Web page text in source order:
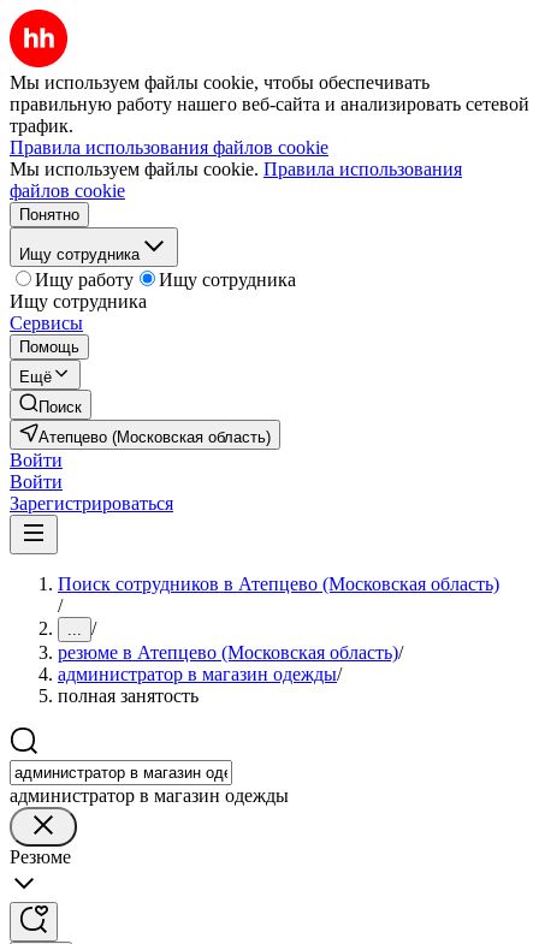
Мы используем файлы cookie, чтобы обеспечивать
правильную работу нашего веб-сайта и анализировать сетевой
трафик.
Правила использования файлов cookie
Мы используем файлы cookie. Правила использования
файлов cookie
Понятно
Ищу сотрудника
Ищу работу
Ищу сотрудника
Ищу сотрудника
Сервисы
Помощь
Ещё
Поиск
Атепцево (Московская область)
Войти
Войти
Зарегистрироваться
Поиск сотрудников в Атепцево (Московская область)
/
... /
резюме в Атепцево (Московская область)/
администратор в магазин одежды/
полная занятость
администратор в магазин одежды
Резюме